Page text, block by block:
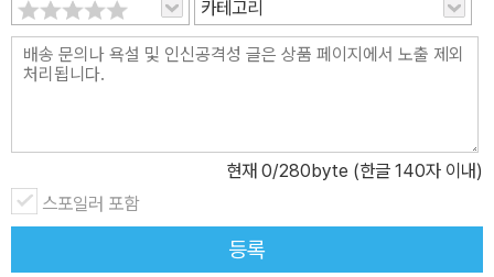
카테고리
현재 0/280byte (한글 140자 이내)
스포일러 포함
등록